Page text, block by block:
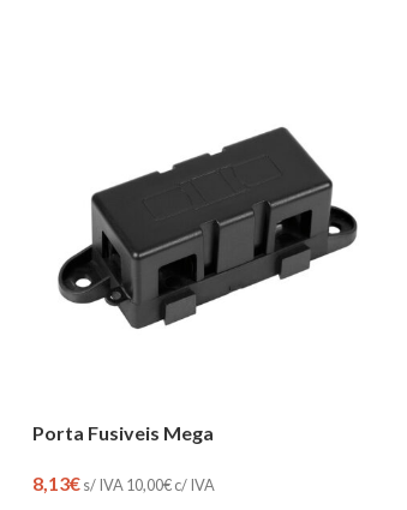
Porta Fusiveis Mega
8,13€s/ IVA 10,00€c/ IVA